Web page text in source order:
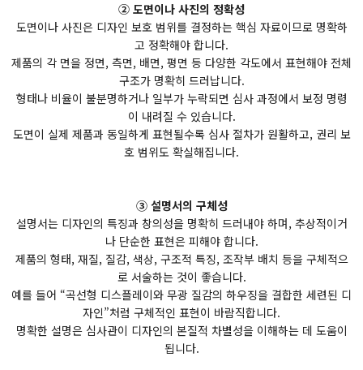
② 도면이나 사진의 정확성
도면이나 사진은 디자인 보호 범위를 결정하는 핵심 자료이므로 명확하
고 정확해야 합니다.
제품의 각 면을 정면, 측면, 배면, 평면 등 다양한 각도에서 표현해야 전체
구조가 명확히 드러납니다.
형태나 비율이 불분명하거나 일부가 누락되면 심사 과정에서 보정 명령
이 내려질 수 있습니다.
도면이 실제 제품과 동일하게 표현될수록 심사 절차가 원활하고, 권리 보
호 범위도 확실해집니다.
③ 설명서의 구체성
설명서는 디자인의 특징과 창의성을 명확히 드러내야 하며, 추상적이거
나 단순한 표현은 피해야 합니다.
제품의 형태, 재질, 질감, 색상, 구조적 특징, 조작부 배치 등을 구체적으
로 서술하는 것이 좋습니다.
예를 들어 “곡선형 디스플레이와 무광 질감의 하우징을 결합한 세련된 디
자인”처럼 구체적인 표현이 바람직합니다.
명확한 설명은 심사관이 디자인의 본질적 차별성을 이해하는 데 도움이
됩니다.